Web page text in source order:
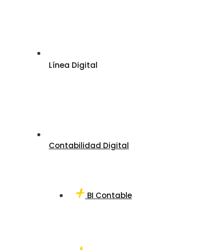
Línea Digital
Contabilidad Digital
BI Contable